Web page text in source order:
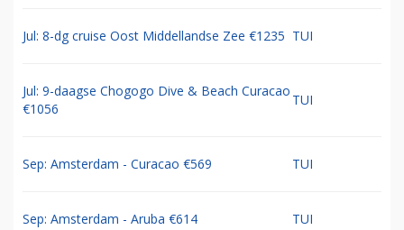
Jul: 8-dg cruise Oost Middellandse Zee €1235 TUI
Jul: 9-daagse Chogogo Dive & Beach Curacao
€1056
TUI
Sep: Amsterdam - Curacao €569 TUI
Sep: Amsterdam - Aruba €614 TUI